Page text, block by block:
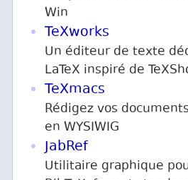
Win
TeXworks
Un éditeur de texte
LaTeX inspiré de
TeXmacs
Rédigez vos
en WYSIWIG
JabRef
Utilitaire graphique